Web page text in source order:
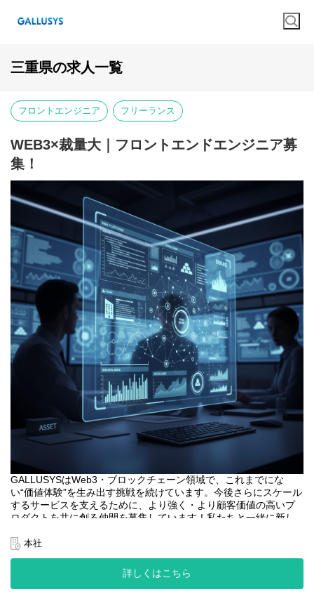
三重県の求人一覧
フロントエンジニア フリーランス
WEB3×裁量大｜フロントエンドエンジニア募
集！
GALLUSYSはWeb3・ブロックチェーン領域で、これまでにな
い“価値体験”を生み出す挑戦を続けています。今後さらにスケール
するサービスを支えるために、より強く・より顧客価値の高いプ
ロダクトを共に創る仲間を募集しています！私たちと一緒に新し
<業務内容>
本プロジェクトにおけるフロントエンドエンジニアは、web3系サ
ービスのユーザーインターフェースとなるWebアプリケーション
開発の中核を担います。
本社
詳しくはこちら